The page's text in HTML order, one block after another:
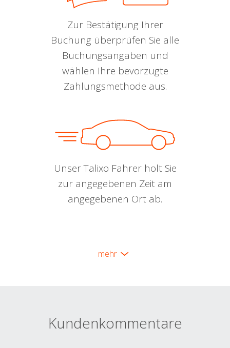
Zur Bestätigung Ihrer
Buchung überprüfen Sie alle
Buchungsangaben und
wählen Ihre bevorzugte
Zahlungsmethode aus.
Unser Talixo Fahrer holt Sie
zur angegebenen Zeit am
angegebenen Ort ab.
mehr
Kundenkommentare